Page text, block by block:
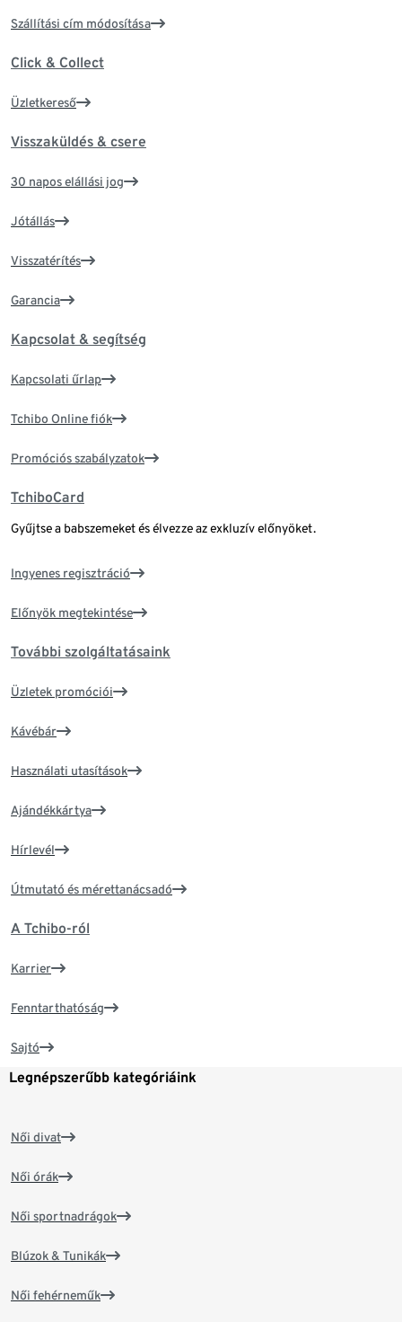
Szállítási cím módosítása
Click & Collect
Üzletkereső
Visszaküldés & csere
30 napos elállási jog
Jótállás
Visszatérítés
Garancia
Kapcsolat & segítség
Kapcsolati űrlap
Tchibo Online fiók
Promóciós szabályzatok
TchiboCard
Gyűjtse a babszemeket és élvezze az exkluzív előnyöket.
Ingyenes regisztráció
Előnyök megtekintése
További szolgáltatásaink
Üzletek promóciói
Kávébár
Használati utasítások
Ajándékkártya
Hírlevél
Útmutató és mérettanácsadó
A Tchibo-ról
Karrier
Fenntarthatóság
Sajtó
Legnépszerűbb kategóriáink
Női divat
Női órák
Női sportnadrágok
Blúzok & Tunikák
Női fehérneműk